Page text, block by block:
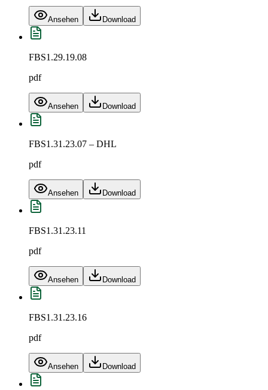
Ansehen Download
FBS1.29.19.08
pdf
Ansehen Download
FBS1.31.23.07 – DHL
pdf
Ansehen Download
FBS1.31.23.11
pdf
Ansehen Download
FBS1.31.23.16
pdf
Ansehen Download